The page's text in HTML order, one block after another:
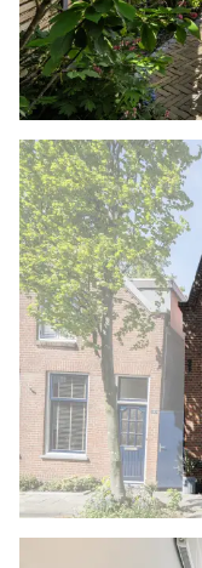
voor de
voor veel
openen is voor
ZOLDER
Deze is
daardoor zicht
verlichting en
opstelling van
schuine kappen
er een
-De woning is in
opnieuw
nieuwe elektra,